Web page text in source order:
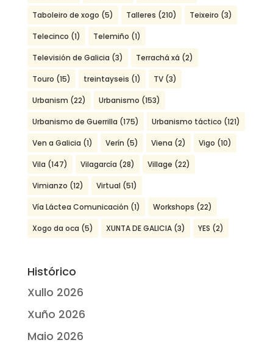
Taboleiro de xogo (5) Talleres (210) Teixeiro (3)
Telecinco (1) Telemiño (1)
Televisión de Galicia (3) Terrachá xá (2)
Touro (15) treintayseis (1) TV(3)
Urbanism (22) Urbanismo (153)
Urbanismo de Guerrilla (175) Urbanismo táctico (121)
Ven a Galicia (1) Verín (5) Viena (2) Vigo (10)
Vila (147) Vilagarcía (28) Village (22)
Vimianzo (12) Virtual (51)
Vía Láctea Comunicación (1) Workshops (22)
Xogo da oca (5) XUNTA DE GALICIA(3) YES (2)
Histórico
Xullo 2026
Xuño 2026
Maio 2026